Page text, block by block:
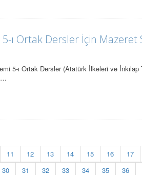
ı Ortak Dersler İçin Mazeret
5-ı Ortak Dersler (Atatürk İlkeleri ve İnkılap
11 12 13 14 15 16 17
30 31 32 33 34 35 36